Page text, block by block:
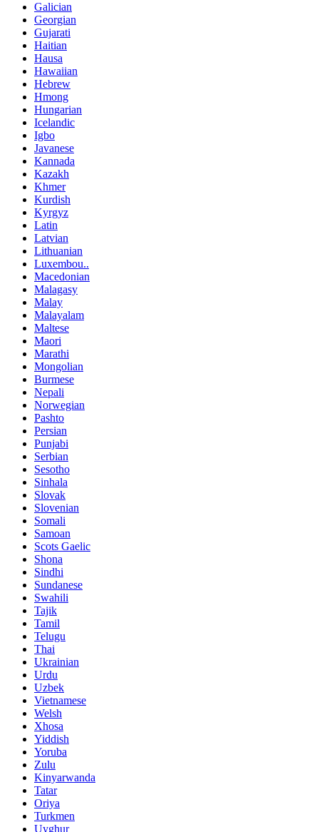
Galician
Georgian
Gujarati
Haitian
Hausa
Hawaiian
Hebrew
Hmong
Hungarian
Icelandic
Igbo
Javanese
Kannada
Kazakh
Khmer
Kurdish
Kyrgyz
Latin
Latvian
Lithuanian
Luxembou..
Macedonian
Malagasy
Malay
Malayalam
Maltese
Maori
Marathi
Mongolian
Burmese
Nepali
Norwegian
Pashto
Persian
Punjabi
Serbian
Sesotho
Sinhala
Slovak
Slovenian
Somali
Samoan
Scots Gaelic
Shona
Sindhi
Sundanese
Swahili
Tajik
Tamil
Telugu
Thai
Ukrainian
Urdu
Uzbek
Vietnamese
Welsh
Xhosa
Yiddish
Yoruba
Zulu
Kinyarwanda
Tatar
Oriya
Turkmen
Uyghur